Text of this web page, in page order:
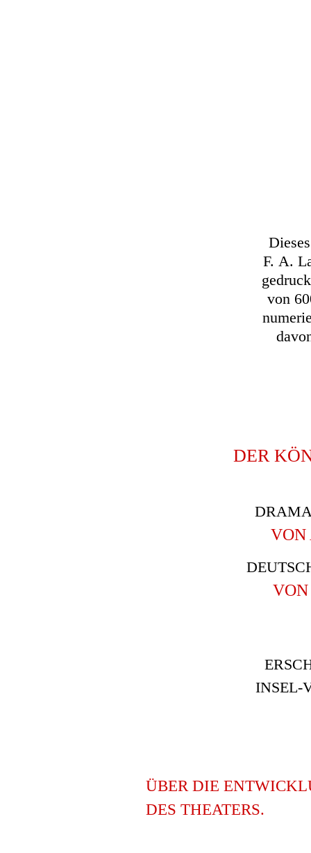
F. A.
von
DER
VON
INSEL-
ÜBER DIE
DES THEATERS.